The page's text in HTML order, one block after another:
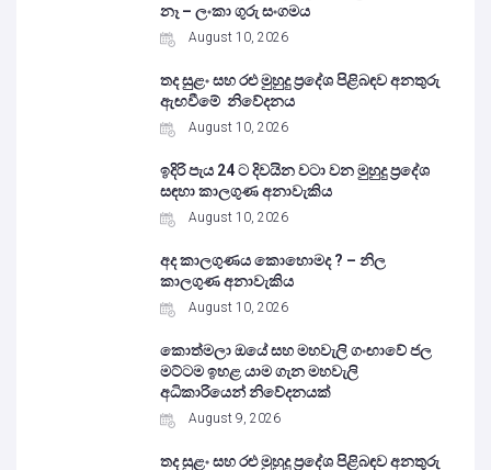
නෑ – ලංකා ගුරු සංගමය
August 10, 2026
තද සුළං සහ රළු මුහුදු ප්‍රදේශ පිළිබඳව අනතුරු
ඇඟවීමේ නිවේදනය
August 10, 2026
ඉදිරි පැය 24 ට දිවයින වටා වන මුහුදු ප්‍රදේශ
සඳහා කාලගුණ අනාවැකිය
August 10, 2026
අද කාලගුණය කොහොමද ? – නිල
කාලගුණ අනාවැකිය
August 10, 2026
කොත්මලා ඔයේ සහ මහවැලි ගංඟාවේ ජල
මට්ටම ඉහළ යාම ගැන මහවැලි
අධිකාරියෙන් නිවේදනයක්
August 9, 2026
තද සුළං සහ රළු මුහුදු ප්‍රදේශ පිළිබඳව අනතුරු